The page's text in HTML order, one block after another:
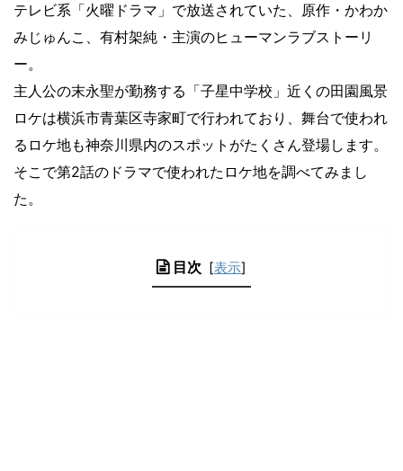
テレビ系「火曜ドラマ」で放送されていた、原作・かわか
みじゅんこ、有村架純・主演のヒューマンラブストーリ
ー。
主人公の末永聖が勤務する「子星中学校」近くの田園風景
ロケは横浜市青葉区寺家町で行われており、舞台で使われ
るロケ地も神奈川県内のスポットがたくさん登場します。
そこで第2話のドラマで使われたロケ地を調べてみまし
た。
目次 [表示]